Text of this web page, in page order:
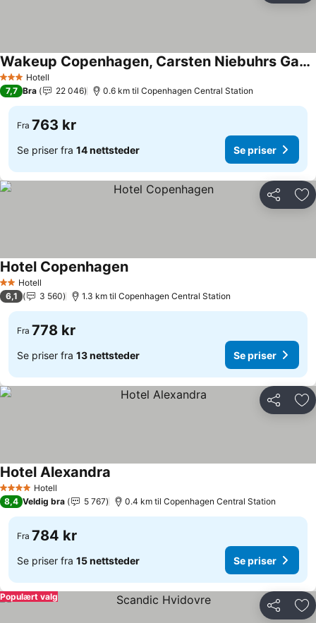
3 StjernerHotell
Wakeup Copenhagen, Carsten Niebuhrs Gade
7,7 Bra 22 046 0.6 km til Copenhagen Central Station
Fra 763 kr
Se priser fra 14 nettsteder Se priser
Del
2 Stjerner
Hotell
Hotel Copenhagen
6,1 3 560 1.3 km til Copenhagen Central Station
Fra 778 kr
Se priser fra 13 nettsteder Se priser
Del
4 StjernerHotell
Hotel Alexandra
8,4 Veldig bra 5 767 0.4 km til Copenhagen Central Station
Fra 784 kr
Se priser fra 15 nettsteder Se priser
Del
Populært valg